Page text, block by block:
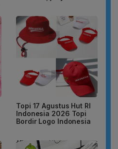
Topi 17 Agustus Hut RI
Indonesia 2026 Topi
Bordir Logo Indonesia